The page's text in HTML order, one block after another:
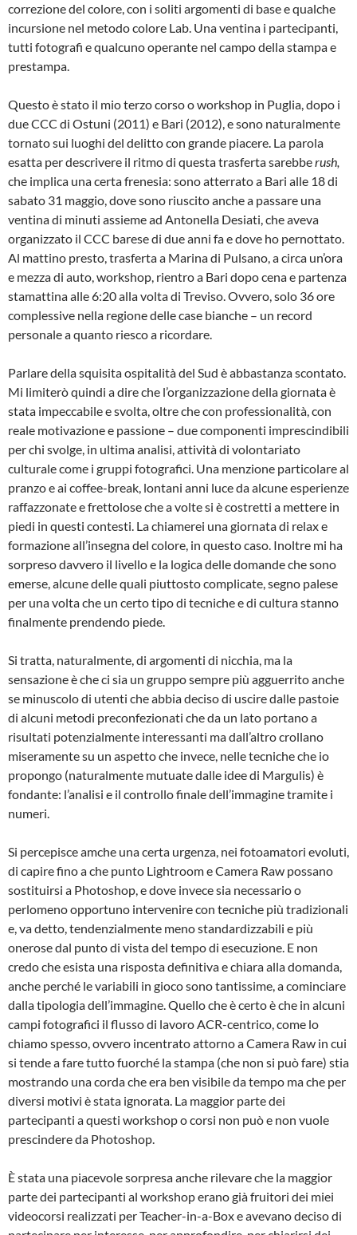
correzione del colore, con i soliti argomenti di base e qualche
incursione nel metodo colore Lab. Una ventina i partecipanti,
tutti fotografi e qualcuno operante nel campo della stampa e
prestampa.
Questo è stato il mio terzo corso o workshop in Puglia, dopo i
due CCC di Ostuni (2011) e Bari (2012), e sono naturalmente
tornato sui luoghi del delitto con grande piacere. La parola
esatta per descrivere il ritmo di questa trasferta sarebberush,
che implica una certa frenesia: sono atterrato a Bari alle 18 di
sabato 31 maggio, dove sono riuscito anche a passare una
ventina di minuti assieme ad Antonella Desiati, che aveva
organizzato il CCC barese di due anni fa e dove ho pernottato.
Al mattino presto, trasferta a Marina di Pulsano, a circa un’ora
e mezza di auto, workshop, rientro a Bari dopo cena e partenza
stamattina alle 6:20 alla volta di Treviso. Ovvero, solo 36 ore
complessive nella regione delle case bianche – un record
personale a quanto riesco a ricordare.
Parlare della squisita ospitalità del Sud è abbastanza scontato.
Mi limiterò quindi a dire che l’organizzazione della giornata è
stata impeccabile e svolta, oltre che con professionalità, con
reale motivazione e passione – due componenti imprescindibili
per chi svolge, in ultima analisi, attività di volontariato
culturale come i gruppi fotografici. Una menzione particolare al
pranzo e ai coffee-break, lontani anni luce da alcune esperienze
raffazzonate e frettolose che a volte si è costretti a mettere in
piedi in questi contesti. La chiamerei una giornata di relax e
formazione all’insegna del colore, in questo caso. Inoltre mi ha
sorpreso davvero il livello e la logica delle domande che sono
emerse, alcune delle quali piuttosto complicate, segno palese
per una volta che un certo tipo di tecniche e di cultura stanno
finalmente prendendo piede.
Si tratta, naturalmente, di argomenti di nicchia, ma la
sensazione è che ci sia un gruppo sempre più agguerrito anche
se minuscolo di utenti che abbia deciso di uscire dalle pastoie
di alcuni metodi preconfezionati che da un lato portano a
risultati potenzialmente interessanti ma dall’altro crollano
miseramente su un aspetto che invece, nelle tecniche che io
propongo (naturalmente mutuate dalle idee di Margulis) è
fondante: l’analisi e il controllo finale dell’immagine tramite i
numeri.
Si percepisce amche una certa urgenza, nei fotoamatori evoluti,
di capire fino a che punto Lightroom e Camera Raw possano
sostituirsi a Photoshop, e dove invece sia necessario o
perlomeno opportuno intervenire con tecniche più tradizionali
e, va detto, tendenzialmente meno standardizzabili e più
onerose dal punto di vista del tempo di esecuzione. E non
credo che esista una risposta definitiva e chiara alla domanda,
anche perché le variabili in gioco sono tantissime, a cominciare
dalla tipologia dell’immagine. Quello che è certo è che in alcuni
campi fotografici il flusso di lavoro ACR-centrico, come lo
chiamo spesso, ovvero incentrato attorno a Camera Raw in cui
si tende a fare tutto fuorché la stampa (che non si può fare) stia
mostrando una corda che era ben visibile da tempo ma che per
diversi motivi è stata ignorata. La maggior parte dei
partecipanti a questi workshop o corsi non può e non vuole
prescindere da Photoshop.
È stata una piacevole sorpresa anche rilevare che la maggior
parte dei partecipanti al workshop erano già fruitori dei miei
videocorsi realizzati per Teacher-in-a-Box e avevano deciso di